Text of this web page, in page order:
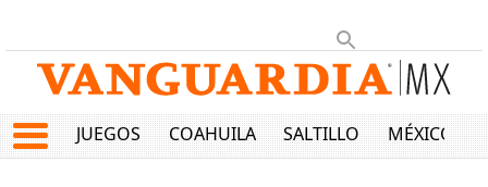
JUEGOS COAHUILA SALTILLO MÉXICO